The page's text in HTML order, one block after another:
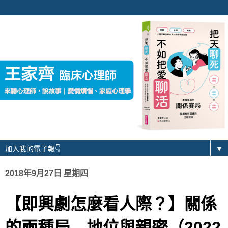
▼
2018年9月27日 星期四
【即興劇怎麼看人際？】關係